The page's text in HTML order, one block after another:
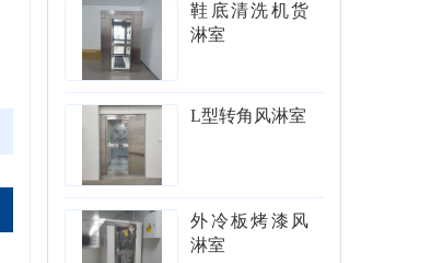
鞋底清洗机货
淋室
L型转角风淋室
外冷板烤漆风
淋室